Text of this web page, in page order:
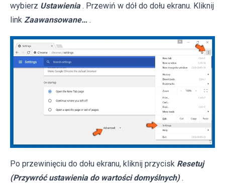
wybierz Ustawienia . Przewiń w dół do dołu ekranu. Kliknij
link Zaawansowane… .
Po przewinięciu do dołu ekranu, kliknij przycisk Resetuj
(Przywróć ustawienia do wartości domyślnych) .